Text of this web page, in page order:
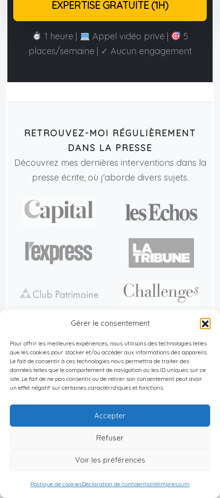
Gérer le consentement
Pour offrir les meilleures expériences, nous utilisons des technologies telles
que les cookies pour stocker et/ou accéder aux informations des appareils.
Le fait de consentir à ces technologies nous permettra de traiter des
données telles que le comportement de navigation ou les ID uniques sur ce
site. Le fait de ne pas consentir ou de retirer son consentement peut avoir
un effet négatif sur certaines caractéristiques et fonctions.
Accepter
Refuser
Voir les préférences
Politique de cookiesDéclaration de confidentialitéImpressum
EXPERTISE GRATUITE (1H)
1 heure | Appel vidéo privé |
5
places/semaine | ✓ Aucun engagement
RETROUVEZ-MOI RÉGULIÈREMENT
DANS LA PRESSE
Découvrez mes dernières interventions dans la
presse écrite, où j'aborde divers sujets.
Dans la presse